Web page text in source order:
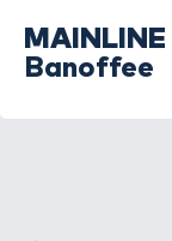
MAINLINE
Banoffee